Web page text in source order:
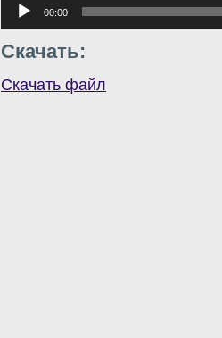
00:00
Скачать:
Скачать файл